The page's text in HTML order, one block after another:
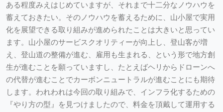
ある程度みえはじめていますが、それまで十二分なノウハウを
蓄えておきたい。そのノウハウを蓄えるために、山小屋で実用
化を展望できる取り組みが進められたことは大きいと思ってい
ます。山小屋のサービスクオリティーが向上し、登山客が増
え、登山道の整備が進む、雇用も生まれる、という形で地方創
生が進むことを願っていますし、たとえばヘリからドローンへ
の代替が進むことでカーボンニュートラルが進むことにも期待
します。われわれは今回の取り組みで、インフラ化するための
『やり方の型』を見つけましたので、料金を頂戴して運用する